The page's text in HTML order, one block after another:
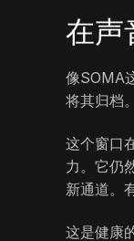
在声
像SOMA
将其归档
这个窗口
力。它仍
新通道。
这是健康